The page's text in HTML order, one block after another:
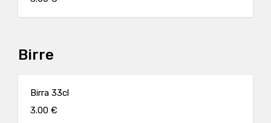
Birre
Birra 33cl
3.00 €